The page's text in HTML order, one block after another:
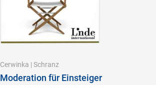
Cerwinka | Schranz
Moderation für Einsteiger